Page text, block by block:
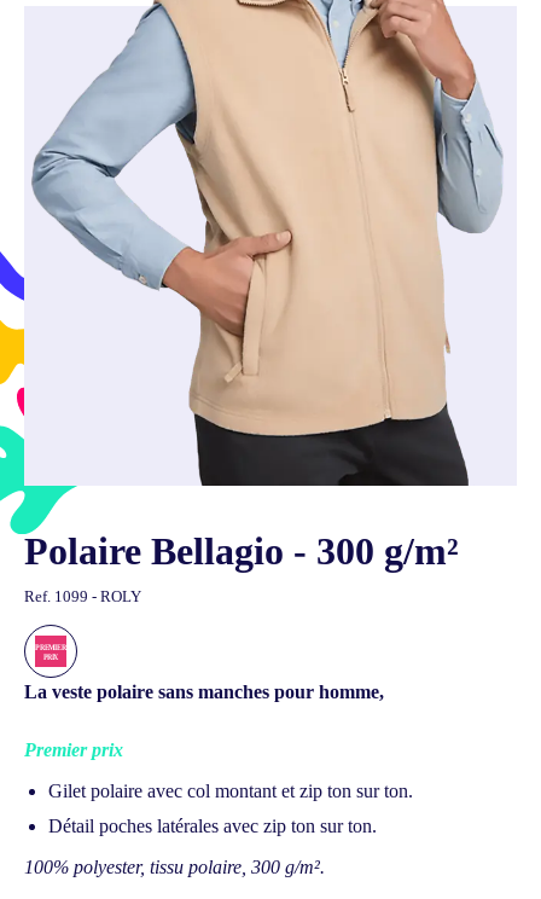
Polaire Bellagio - 300 g/m²
Ref. 1099 - ROLY
La veste polaire sans manches pour homme,
Premier prix
Gilet polaire avec col montant et zip ton sur ton.
Détail poches latérales avec zip ton sur ton.
100% polyester, tissu polaire, 300 g/m².